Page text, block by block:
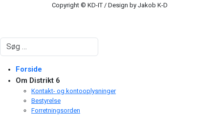
Copyright © KD-IT / Design by Jakob K-D
Søg
Forside
Om Distrikt 6
Kontakt- og kontooplysninger
Bestyrelse
Forretningsorden